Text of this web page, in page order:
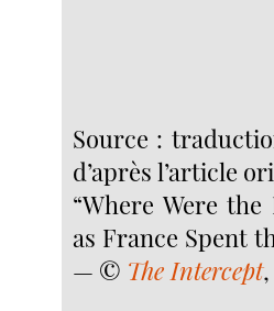
Source :
d’après l’article
“Where Were
as France Spent
— © The Intercept